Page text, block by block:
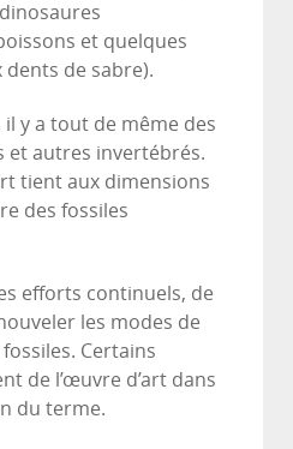
et quelques
de sabre).
il y a tout de même des
et autres invertébrés.
tient aux dimensions
des fossiles
efforts continuels, de
les modes de
Certains
de l’œuvre d’art dans
du terme.